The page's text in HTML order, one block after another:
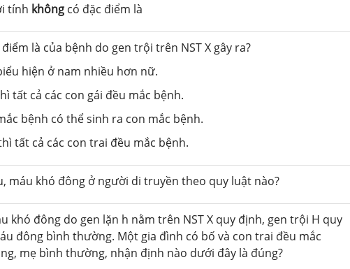
tính không có đặc điểm là
là của bệnh do gen trội trên NST X gây ra?
hiện ở nam nhiều hơn nữ.
tất cả các con gái đều mắc bệnh.
bệnh có thể sinh ra con mắc bệnh.
tất cả các con trai đều mắc bệnh.
máu khó đông ở người di truyền theo quy luật nào?
khó đông do gen lặn h nằm trên NST X quy định, gen trội H quy
đông bình thường. Một gia đình có bố và con trai đều mắc
mẹ bình thường, nhận định nào dưới đây là đúng?